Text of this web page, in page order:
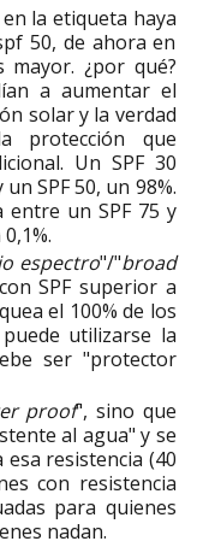
la etiqueta haya
50, de ahora en
¿por qué?
a aumentar el
solar y la verdad
protección que
Un SPF 30
SPF 50, un 98%.
un SPF 75 y
espectro"/"broad
SPF superior a
el 100% de los
utilizarse la
ser "protector
proof", sino que
al agua" y se
resistencia (40
con resistencia
para quienes
nadan.